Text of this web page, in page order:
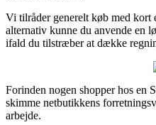
Vi tilråder generelt køb med kort
alternativ kunne du anvende en
ifald du tilstræber at dække
Forinden nogen shopper hos en
skimme netbutikkens
arbejde.